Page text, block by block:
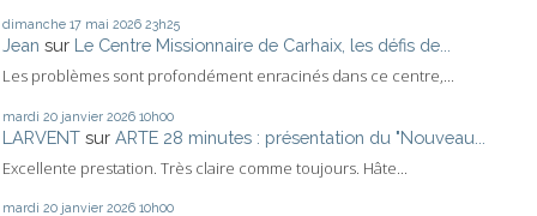
dimanche 17 mai 2026 23h25
Jean sur Le Centre Missionnaire de Carhaix, les défis de...
Les problèmes sont profondément enracinés dans ce centre,...
mardi 20 janvier 2026 10h00
LARVENT sur ARTE 28 minutes : présentation du "Nouveau...
Excellente prestation. Très claire comme toujours. Hâte...
mardi 20 janvier 2026 10h00